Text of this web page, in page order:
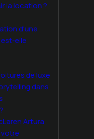
la location ?
d'une
elle
de luxe
dans
Artura